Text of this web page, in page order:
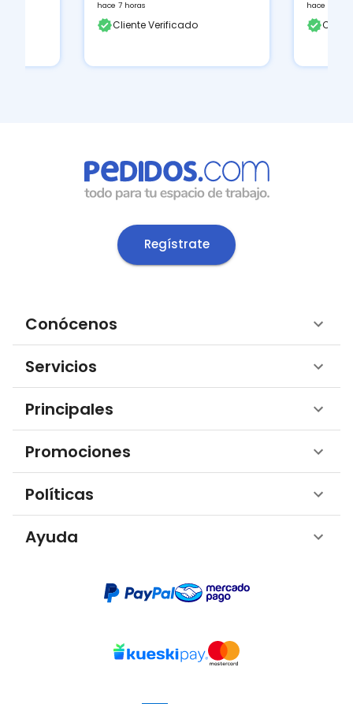
Cliente Verificado
Regístrate
Conócenos
Servicios
Principales
Promociones
Políticas
Ayuda